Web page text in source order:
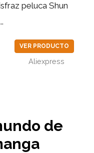
peluca Shun
VER PRODUCTO
Aliexpress
de